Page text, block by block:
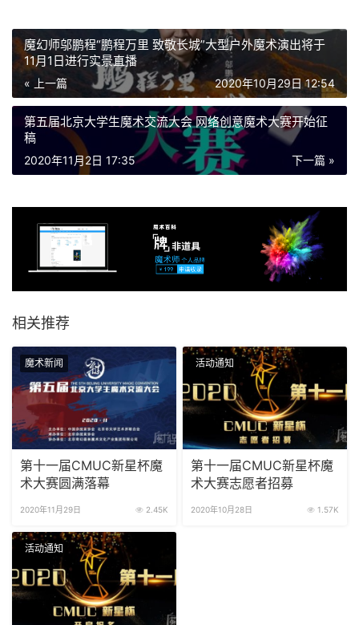
魔幻师邬鹏程“鹏程万里 致敬长城”大型户外魔术演出将于
11月1日进行实景直播
« 上一篇 2020年10月29日 12:54
第五届北京大学生魔术交流大会 网络创意魔术大赛开始征
稿
下一篇 »
2020年11月2日 17:35
相关推荐
魔术新闻
第十一届CMUC新星杯魔
术大赛圆满落幕
2020年11月29日 2.45K
活动通知
第十一届CMUC新星杯魔
术大赛志愿者招募
2020年10月28日 1.57K
活动通知